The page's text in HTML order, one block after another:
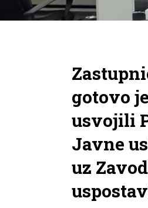
gotovo
usvojili
Javne
uz